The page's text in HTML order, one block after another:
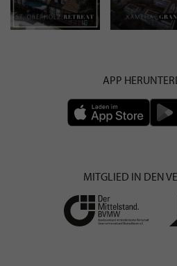
APP
MITGLIED IN DEN